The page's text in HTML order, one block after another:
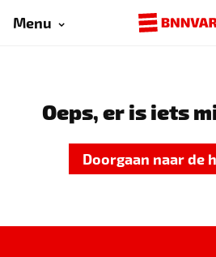
Menu
Oeps, er is iets
Doorgaan naar de